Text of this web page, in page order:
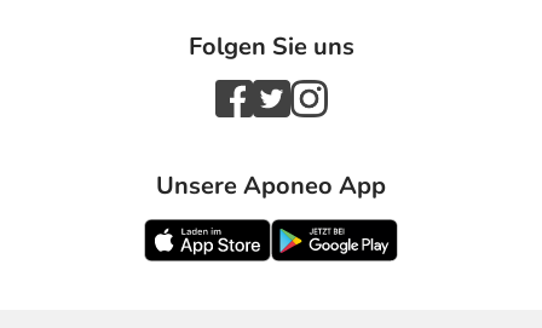
Folgen Sie uns
Unsere Aponeo App